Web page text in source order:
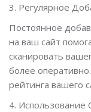
3. Регулярное
Постоянное
на ваш сайт
сканировать
более
рейтинга вашего
4. Использование